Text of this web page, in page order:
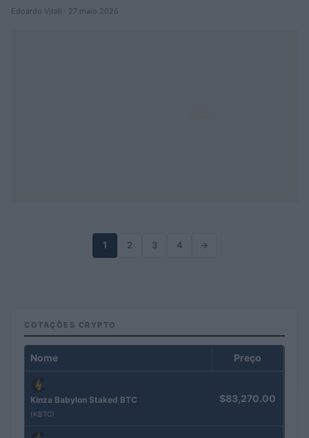
Edoardo Vitali · 27 maio 2026
1 2 3 4 →
COTAÇÕES CRYPTO
Nome Preço
Kinza Babylon Staked BTC
(KBTC)
$83,270.00